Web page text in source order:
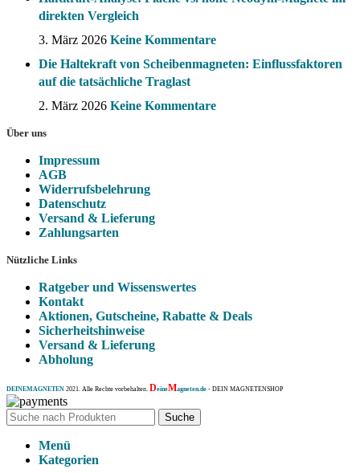
direkten Vergleich
3. März 2026 Keine Kommentare
Die Haltekraft von Scheibenmagneten: Einflussfaktoren
auf die tatsächliche Traglast
2. März 2026 Keine Kommentare
Über uns
Impressum
AGB
Widerrufsbelehrung
Datenschutz
Versand & Lieferung
Zahlungsarten
Nützliche Links
Ratgeber und Wissenswertes
Kontakt
Aktionen, Gutscheine, Rabatte & Deals
Sicherheitshinweise
Versand & Lieferung
Abholung
DEINEMAGNETEN 2021. Alle Rechte vorbehalten. DeineMagneten.de - DEIN MAGNETENSHOP
Suche
Menü
Kategorien